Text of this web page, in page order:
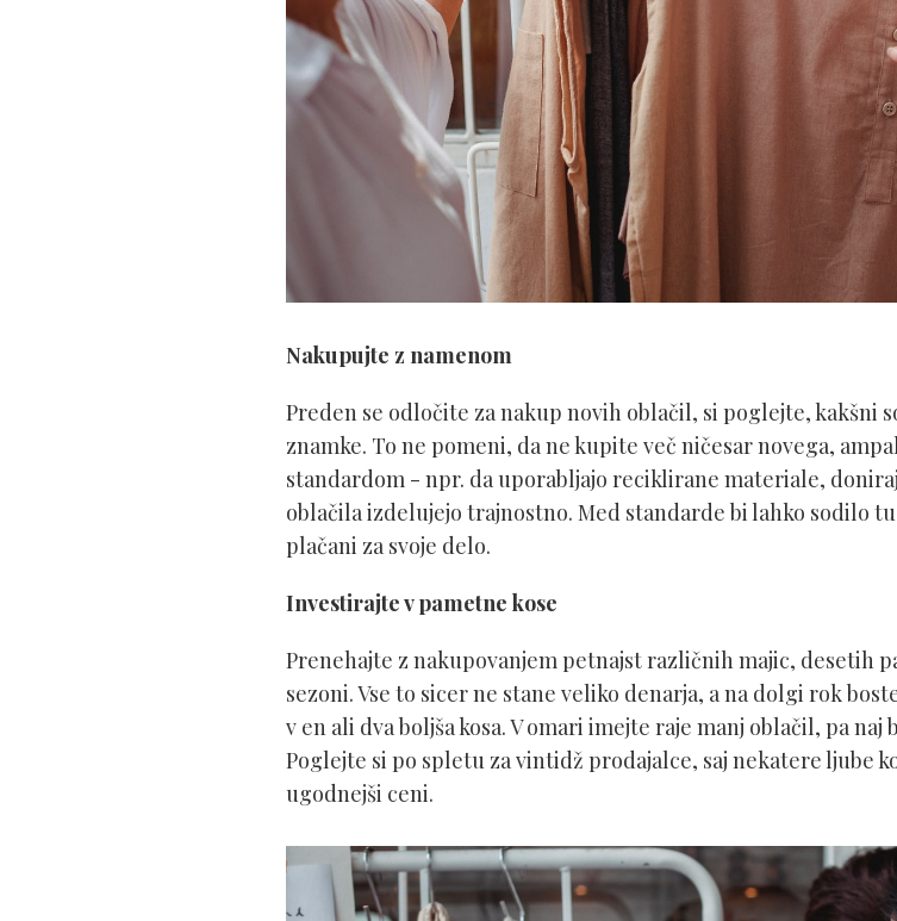
Nakupujte z namenom
Preden se odločite za nakup novih oblačil, si poglejte, kakšni
znamke. To ne pomeni, da ne kupite več ničesar novega,
standardom - npr. da uporabljajo reciklirane materiale,
oblačila izdelujejo trajnostno. Med standarde bi lahko sodilo
plačani za svoje delo.
Investirajte v pametne kose
Prenehajte z nakupovanjem petnajst različnih majic, desetih
sezoni. Vse to sicer ne stane veliko denarja, a na dolgi rok
v en ali dva boljša kosa. V omari imejte raje manj oblačil, pa
Poglejte si po spletu za vintidž prodajalce, saj nekatere ljube
ugodnejši ceni.